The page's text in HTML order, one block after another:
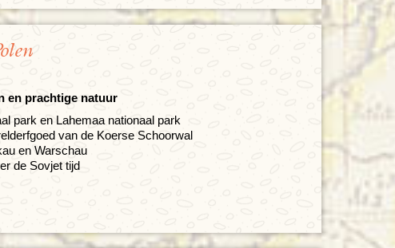
en prachtige natuur
park en Lahemaa nationaal park
van de Koerse Schoorwal
en Warschau
de Sovjet tijd